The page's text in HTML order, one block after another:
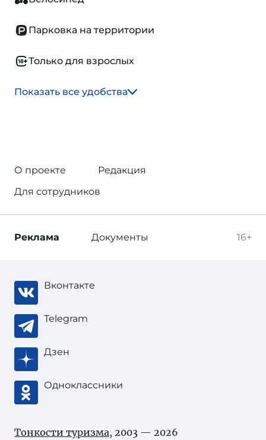
Парковка на территории
Только для взрослых
Показать все удобства
О проекте
Редакция
Для сотрудников
16+
Реклама Документы
Вконтакте
Telegram
Дзен
Одноклассники
Тонкости туризма, 2003 — 2026